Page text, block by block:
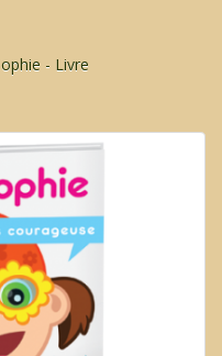
- Livre